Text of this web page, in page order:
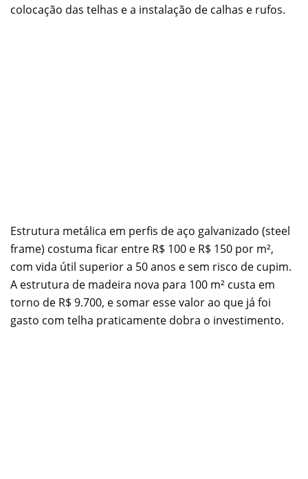
colocação das telhas e a instalação de calhas e rufos.
Estrutura metálica em perfis de aço galvanizado (steel
frame) costuma ficar entre R$ 100 e R$ 150 por m²,
com vida útil superior a 50 anos e sem risco de cupim.
A estrutura de madeira nova para 100 m² custa em
torno de R$ 9.700, e somar esse valor ao que já foi
gasto com telha praticamente dobra o investimento.